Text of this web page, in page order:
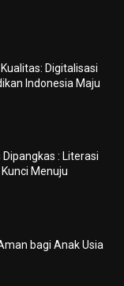
Digitalisasi
Indonesia Maju
: Literasi
Menuju
bagi Anak Usia